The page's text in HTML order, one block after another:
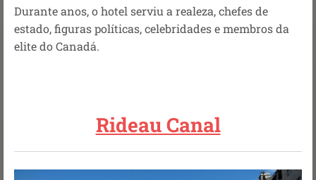
Durante anos, o hotel serviu a realeza, chefes de
estado, figuras políticas, celebridades e membros da
elite do Canadá.
Rideau Canal